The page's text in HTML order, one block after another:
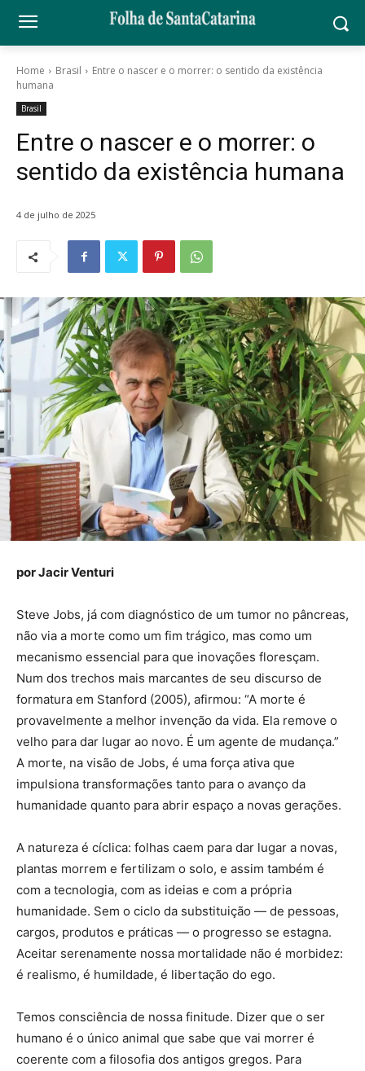
Home Brasil
Entre o nascer e o morrer: o sentido da existência
humana
Brasil
Entre o nascer e o morrer: o
sentido da existência humana
4 de julho de 2025
por Jacir Venturi
Steve Jobs, já com diagnóstico de um tumor no pâncreas,
não via a morte como um fim trágico, mas como um
mecanismo essencial para que inovações floresçam.
Num dos trechos mais marcantes de seu discurso de
formatura em Stanford (2005), afirmou: “A morte é
provavelmente a melhor invenção da vida. Ela remove o
velho para dar lugar ao novo. É um agente de mudança.”
A morte, na visão de Jobs, é uma força ativa que
impulsiona transformações tanto para o avanço da
humanidade quanto para abrir espaço a novas gerações.
A natureza é cíclica: folhas caem para dar lugar a novas,
plantas morrem e fertilizam o solo, e assim também é
com a tecnologia, com as ideias e com a própria
humanidade. Sem o ciclo da substituição — de pessoas,
cargos, produtos e práticas — o progresso se estagna.
Aceitar serenamente nossa mortalidade não é morbidez:
é realismo, é humildade, é libertação do ego.
Temos consciência de nossa finitude. Dizer que o ser
humano é o único animal que sabe que vai morrer é
coerente com a filosofia dos antigos gregos. Para